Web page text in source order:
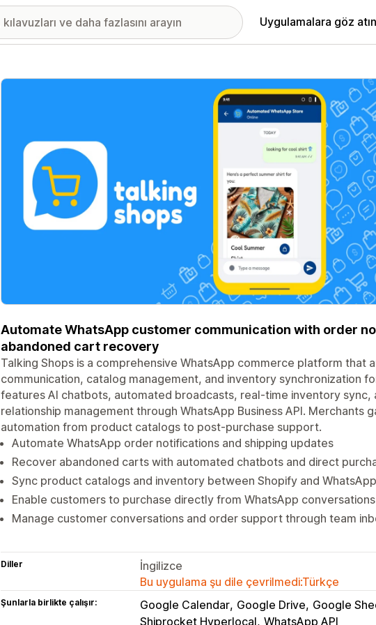
Uygulamalara göz atın
Öne çıkan görsel galerisi
Automate WhatsApp customer communication with order
abandoned cart recovery
Talking Shops is a comprehensive WhatsApp commerce platform that
communication, catalog management, and inventory synchronization
features AI chatbots, automated broadcasts, real-time inventory
relationship management through WhatsApp Business API. Merchants
automation from product catalogs to post-purchase support.
Automate WhatsApp order notifications and shipping updates
Recover abandoned carts with automated chatbots and direct
Sync product catalogs and inventory between Shopify and WhatsApp
Enable customers to purchase directly from WhatsApp conversations
Manage customer conversations and order support through team
Diller
İngilizce
Bu uygulama şu dile çevrilmedi:Türkçe
Şunlarla birlikte çalışır: Google Calendar Google Drive Google
Shiprocket Hyperlocal WhatsApp API